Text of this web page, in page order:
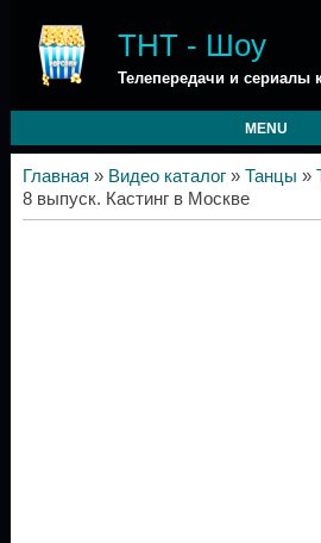
ТНТ - Шоу
Телепередачи и сериалы
MENU
Главная » Видео каталог» Танцы »
8 выпуск. Кастинг в Москве